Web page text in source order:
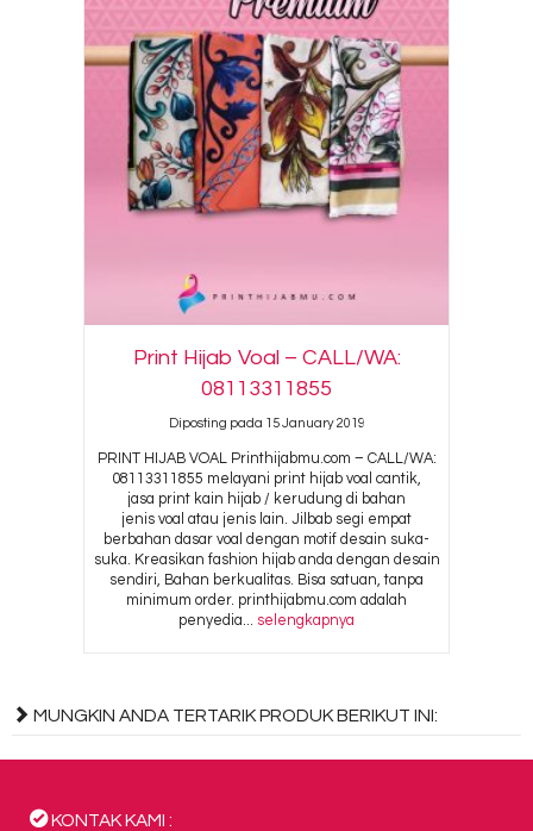
Print Hijab Voal – CALL/WA:
08113311855
Diposting pada 15 January 2019
PRINT HIJAB VOAL Printhijabmu.com – CALL/WA:
08113311855 melayani print hijab voal cantik,
jasa print kain hijab / kerudung di bahan
jenis voal atau jenis lain. Jilbab segi empat
berbahan dasar voal dengan motif desain suka-
suka. Kreasikan fashion hijab anda dengan desain
sendiri, Bahan berkualitas. Bisa satuan, tanpa
minimum order. printhijabmu.com adalah
penyedia... selengkapnya
MUNGKIN ANDA TERTARIK PRODUK BERIKUT INI:
KONTAK KAMI :